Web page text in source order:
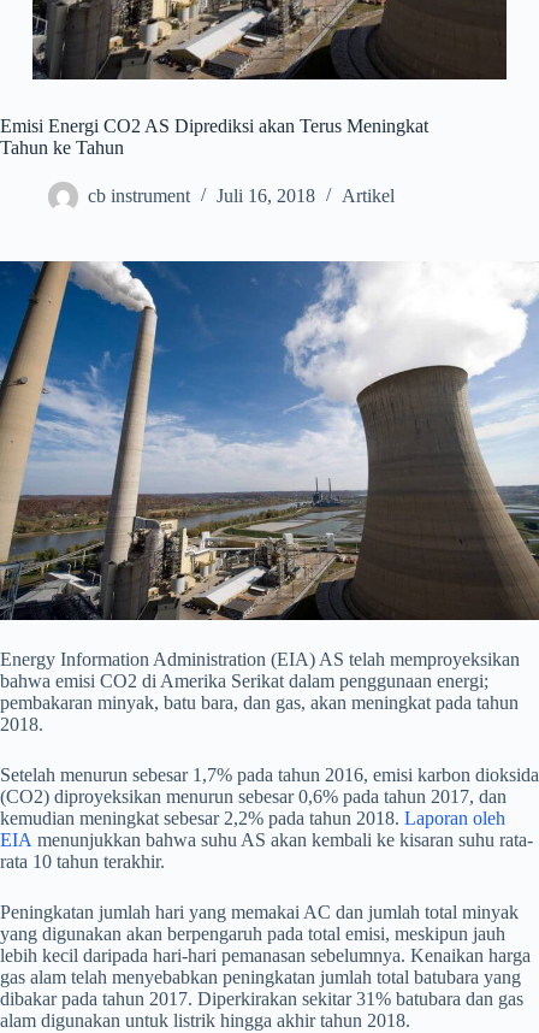
Emisi Energi CO2 AS Diprediksi akan Terus Meningkat
Tahun ke Tahun
cb instrument Juli 16, 2018 Artikel
Energy Information Administration (EIA) AS telah memproyeksikan
bahwa emisi CO2 di Amerika Serikat dalam penggunaan energi;
pembakaran minyak, batu bara, dan gas, akan meningkat pada tahun
2018.
Setelah menurun sebesar 1,7% pada tahun 2016, emisi karbon dioksida
(CO2) diproyeksikan menurun sebesar 0,6% pada tahun 2017, dan
kemudian meningkat sebesar 2,2% pada tahun 2018. Laporan oleh
EIA menunjukkan bahwa suhu AS akan kembali ke kisaran suhu rata-
rata 10 tahun terakhir.
Peningkatan jumlah hari yang memakai AC dan jumlah total minyak
yang digunakan akan berpengaruh pada total emisi, meskipun jauh
lebih kecil daripada hari-hari pemanasan sebelumnya. Kenaikan harga
gas alam telah menyebabkan peningkatan jumlah total batubara yang
dibakar pada tahun 2017. Diperkirakan sekitar 31% batubara dan gas
alam digunakan untuk listrik hingga akhir tahun 2018.